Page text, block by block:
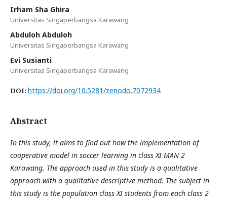
Irham Sha Ghira
Universitas Singaperbangsa Karawang
Abduloh Abduloh
Universitas Singaperbangsa Karawang
Evi Susianti
Universitas Singaperbangsa Karawang
DOI: https://doi.org/10.5281/zenodo.7072934
Abstract
In this study, it aims to find out how the implementation of
cooperative model in soccer learning in class XI MAN 2
Karawang. The approach used in this study is a qualitative
approach with a qualitative descriptive method. The subject in
this study is the population class XI students from each class 2